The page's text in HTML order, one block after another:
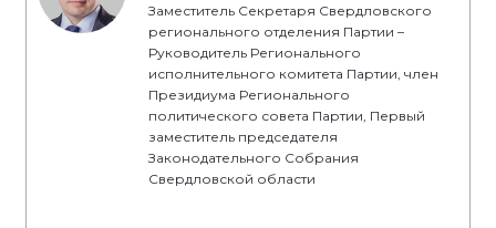
Заместитель Секретаря Свердловского
регионального отделения Партии –
Руководитель Регионального
исполнительного комитета Партии, член
Президиума Регионального
политического совета Партии, Первый
заместитель председателя
Законодательного Собрания
Свердловской области